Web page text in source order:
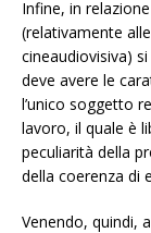
Infine, in
(relativamente
cineaudiovisiva)
deve avere le
l’unico soggetto
lavoro, il quale è
peculiarità della
della coerenza di
Venendo, quindi,